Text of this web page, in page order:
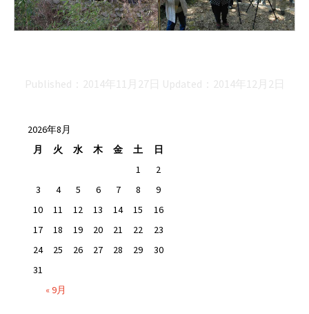
Published： 2014年11月27日 Updated： 2014年12月2日
2026年8月
月
火 水 木 金 土
日
1
2
3
4 5 6 7 8
9
10
11 12 13 14 15
16
17
18 19 20 21 22
23
24
25 26 27 28 29
30
31
« 9月